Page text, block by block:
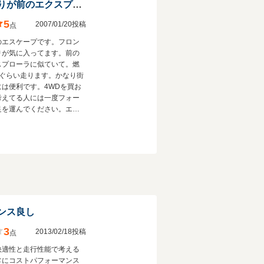
最高。フロント周りが前のエクスプローラに似ていて
5点 2007/01/20投稿
エスケープです。フロン
が気に入ってます。前の
プローラに似ていて。燃
らい走ります。かなり街
は便利です。4WDを買お
えてる人には一度フォー
を運んでください。エク
ス良し
3点 2013/02/18投稿
適性と走行性能で考える
にコストパフォーマンス